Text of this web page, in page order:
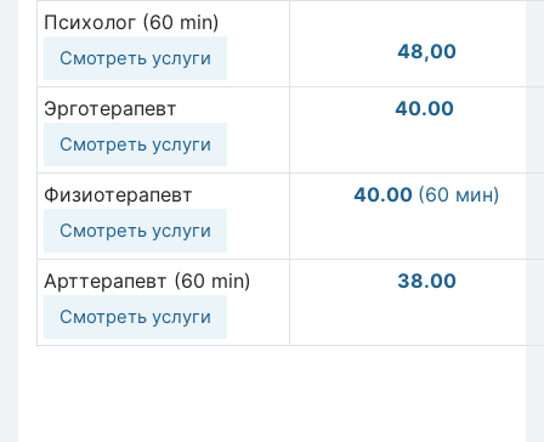
Психолог (60 min)
Смотреть услуги 48,00
Эрготерапевт
Смотреть услуги
40.00
Физиотерапевт
Смотреть услуги
40.00 (60 мин)
Арттерапевт (60 min)
Смотреть услуги
38.00